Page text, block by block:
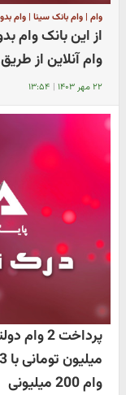
وام | وام بانک سینا | وام
وام آنلاین از
۲۲ مهر ۱۴۰۳ | ۱۳:۵۴
وام 200 میلیونی